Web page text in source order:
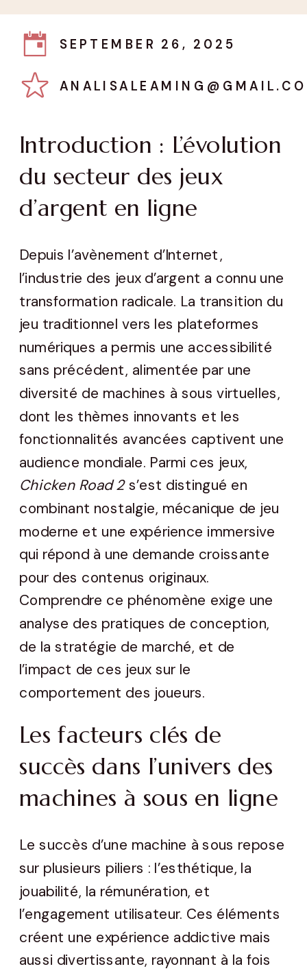
Introduction : L’évolution
du secteur des jeux
d’argent en ligne
Depuis l’avènement d’Internet,
l’industrie des jeux d’argent a connu une
transformation radicale. La transition du
jeu traditionnel vers les plateformes
numériques a permis une accessibilité
sans précédent, alimentée par une
diversité de machines à sous virtuelles,
dont les thèmes innovants et les
fonctionnalités avancées captivent une
audience mondiale. Parmi ces jeux,
Chicken Road 2s’est distingué en
combinant nostalgie, mécanique de jeu
moderne et une expérience immersive
qui répond à une demande croissante
pour des contenus originaux.
Comprendre ce phénomène exige une
analyse des pratiques de conception,
de la stratégie de marché, et de
l’impact de ces jeux sur le
comportement des joueurs.
Les facteurs clés de
succès dans l’univers des
machines à sous en ligne
Le succès d’une machine à sous repose
sur plusieurs piliers : l’esthétique, la
jouabilité, la rémunération, et
l’engagement utilisateur. Ces éléments
créent une expérience addictive mais
aussi divertissante, rayonnant à la fois
SEPTEMBER 26, 2025